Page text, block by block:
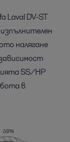
Laval DV-ST
налягане
SS/HP
в